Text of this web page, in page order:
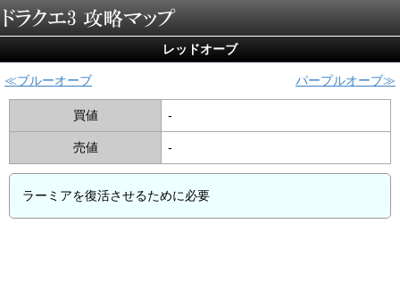
レッドオーブ
ブルーオーブ パープルオーブ
買値 -
売値 -
ラーミアを復活させるために必要